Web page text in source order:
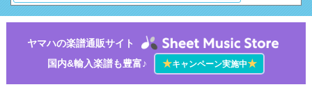
ヤマハの楽譜通販サイト
国内&輸入楽譜も豊富♪
★キャンペーン実施中★